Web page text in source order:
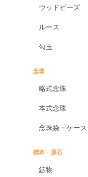
ウッドビーズ
ルース
勾玉
念珠
略式念珠
本式念珠
念珠袋・ケース
標本・原石
鉱物